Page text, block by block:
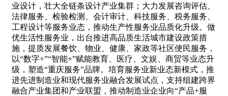
业设计，壮大全链条设计产业集群；大力发展咨询评估、
法律服务、检验检测、会计审计、科技服务、税务服务、
工程设计等服务业态，推动生产性服务业品质化升级。做
优生活性服务业，出台推进高品质生活城市建设政策措
施，提质发展餐饮、物业、健康、家政等社区便民服务，
以“数字+”“智能+”赋能教育、医疗、文娱、商贸等业态升
级，塑造“重庆服务”品牌。培育服务业新业态新模式，推
进先进制造业和现代服务业融合发展试点，支持组建跨界
融合产业集团和产业联盟，推动制造业企业向“产品+服